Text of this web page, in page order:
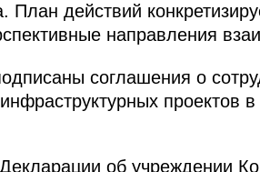
План действий
направления
соглашения о
проектов
об учреждении